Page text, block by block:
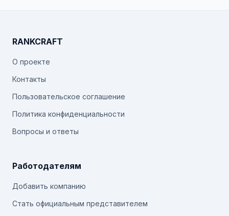
RANKCRAFT
О проекте
Контакты
Пользовательское соглашение
Политика конфиденциальности
Вопросы и ответы
Работодателям
Добавить компанию
Стать официальным представителем